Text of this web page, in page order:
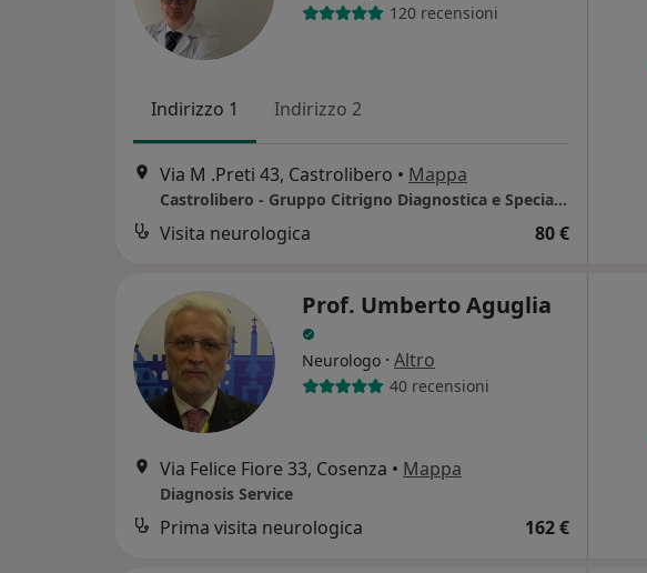
120 recensioni
Indirizzo 1 Indirizzo 2
Via M .Preti 43, Castrolibero • Mappa
Castrolibero - Gruppo Citrigno Diagnostica e Specialistica
Visita neurologica 80 €
Prof. Umberto Aguglia
Neurologo · Altro
40 recensioni
Via Felice Fiore 33, Cosenza • Mappa
Diagnosis Service
Prima visita neurologica 162 €